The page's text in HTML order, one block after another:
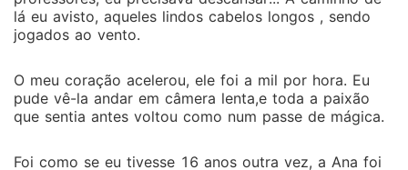
lá eu avisto, aqueles lindos cabelos longos , sendo
jogados ao vento.
O meu coração acelerou, ele foi a mil por hora. Eu
pude vê-la andar em câmera lenta,e toda a paixão
que sentia antes voltou como num passe de mágica.
Foi como se eu tivesse 16 anos outra vez, a Ana foi